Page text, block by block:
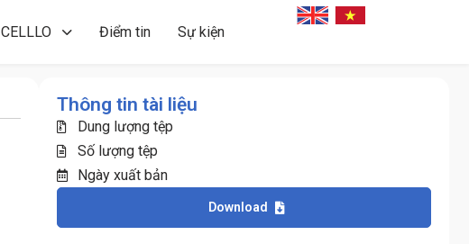
CELLLO Điểm tin Sự kiện
Thông tin tài liệu
Dung lượng tệp
Số lượng tệp
Ngày xuất bản
Download